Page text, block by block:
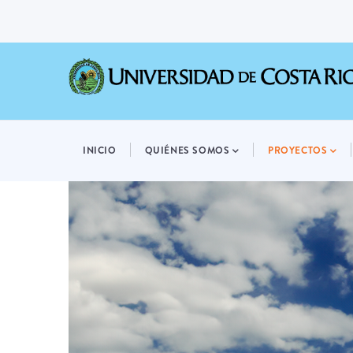
NAVIGATION
INICIO QUIÉNES SOMOS PROYECTOS